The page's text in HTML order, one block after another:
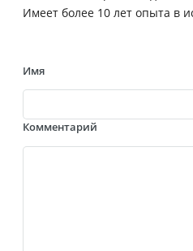
Имеет более 10 лет опыта в
Имя
Комментарий